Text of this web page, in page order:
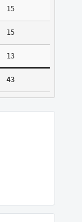
15
15
13
43